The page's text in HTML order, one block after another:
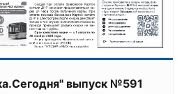
выпуск №591